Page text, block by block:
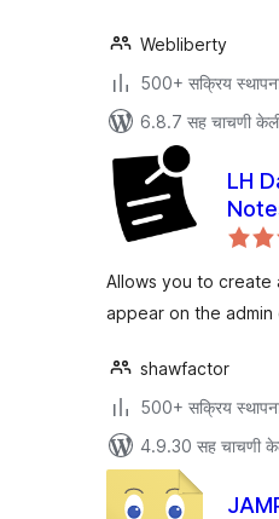
Webliberty
500+ सक्रिय
6.8.7 सह चाचणी
LH
Allows you to
appear on the admin
shawfactor
500+ सक्रिय
4.9.30 सह चाचणी